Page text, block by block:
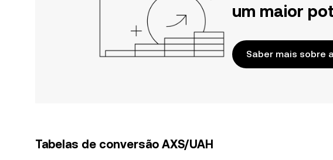
um maior
Saber mais sobre
Tabelas de conversão AXS/UAH